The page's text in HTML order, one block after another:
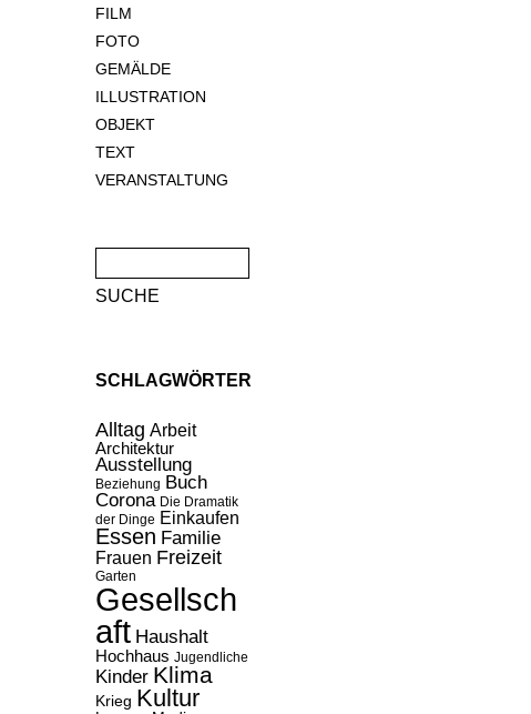
FILM
FOTO
GEMÄLDE
ILLUSTRATION
OBJEKT
TEXT
VERANSTALTUNG
nach:
SCHLAGWÖRTER
Alltag Arbeit
Architektur
Ausstellung
Beziehung Buch
Corona Die Dramatik
der Dinge Einkaufen
Essen Familie
Frauen Freizeit
Garten
Gesellsch
aft Haushalt
Hochhaus Jugendliche
Kinder Klima
Krieg Kultur